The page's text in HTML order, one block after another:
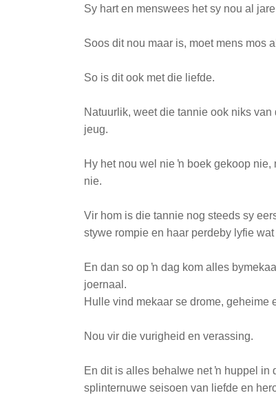
Sy hart en menswees het sy nou al
Soos dit nou maar is, moet mens mos
So is dit ook met die liefde.
Natuurlik, weet die tannie ook niks
jeug.
Hy het nou wel nie ŉ boek gekoop
nie.
Vir hom is die tannie nog steeds sy
stywe rompie en haar perdeby lyfie
En dan so op ŉ dag kom alles
joernaal.
Hulle vind mekaar se drome,
Nou vir die vurigheid en verassing.
En dit is alles behalwe net ŉ huppel in
splinternuwe seisoen van liefde en